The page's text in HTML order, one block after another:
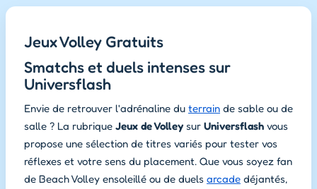
Jeux Volley Gratuits
Smatchs et duels intenses sur
Universflash
Envie de retrouver l'adrénaline du terrain de sable ou de
salle ? La rubrique Jeux de Volley sur Universflash vous
propose une sélection de titres variés pour tester vos
réflexes et votre sens du placement. Que vous soyez fan
de Beach Volley ensoleillé ou de duels arcade déjantés,